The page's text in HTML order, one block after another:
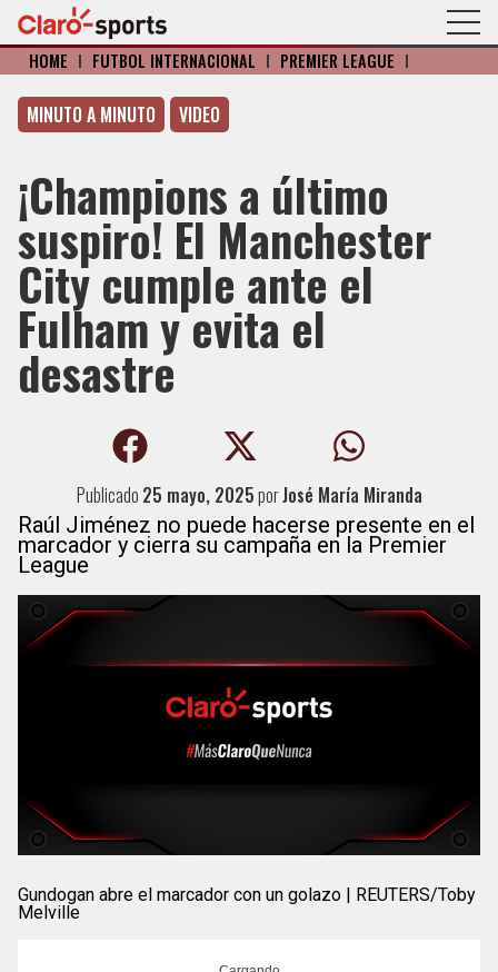
HOME I FÚTBOL INTERNACIONAL I PREMIER LEAGUE I
MINUTO A MINUTO VIDEO
¡Champions a último
suspiro! El Manchester
City cumple ante el
Fulham y evita el
desastre
Publicado 25 mayo, 2025porJosé María Miranda
Raúl Jiménez no puede hacerse presente en el
marcador y cierra su campaña en la Premier
League
Gundogan abre el marcador con un golazo | REUTERS/Toby
Melville